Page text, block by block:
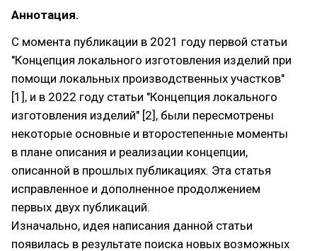
Аннотация.
С момента публикации в 2021 году первой статьи
"Концепция локального изготовления изделий при
помощи локальных производственных участков"
[1], и в 2022 году статьи "Концепция локального
изготовления изделий" [2], были пересмотрены
некоторые основные и второстепенные моменты
в плане описания и реализации концепции,
описанной в прошлых публикациях. Эта статья
исправленное и дополненное продолжением
первых двух публикаций.
Изначально, идея написания данной статьи
появилась в результате поиска новых возможных